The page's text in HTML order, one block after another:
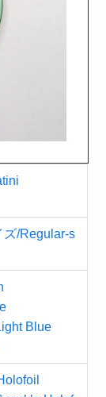
ズ/Regular-s
Blue